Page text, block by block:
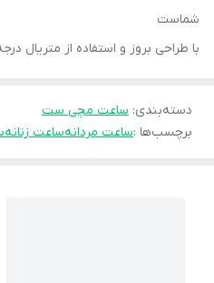
شماست
با طراحی بروز و استفاده از متریال
دسته‌بندی: ساعت مچی ست
برچسب‌ها :ساعت مردانهساعت زنانه